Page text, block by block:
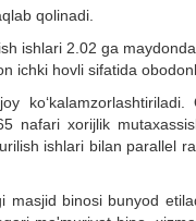
qolinadi.
ishlari 2.02 ga
ichki hovli sifatida
nafari xorijlik
ishlari bilan parallel
masjid binosi bunyod